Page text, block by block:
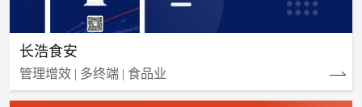
长浩食安
管理增效 | 多终端 | 食品业